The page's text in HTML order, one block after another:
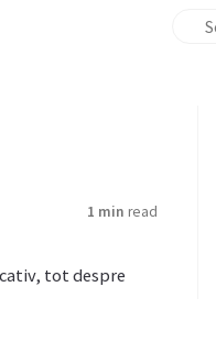
1 min read
tot despre